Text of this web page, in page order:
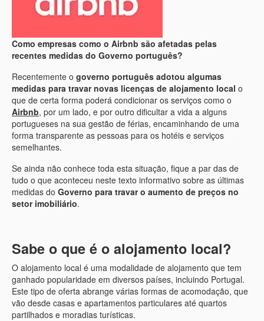
Como empresas como o Airbnb são afetadas pelas
recentes medidas do Governo português?
Recentemente o governo português adotou algumas
medidas para travar novas licenças de alojamento local o
que de certa forma poderá condicionar os serviços como o
Airbnb, por um lado, e por outro dificultar a vida a alguns
portugueses na sua gestão de férias, encaminhando de uma
forma transparente as pessoas para os hotéis e serviços
semelhantes.
Se ainda não conhece toda esta situação, fique a par das de
tudo o que aconteceu neste texto informativo sobre as últimas
medidas do Governo para travar o aumento de preços no
setor imobiliário.
Sabe o que é o alojamento local?
O alojamento local é uma modalidade de alojamento que tem
ganhado popularidade em diversos países, incluindo Portugal.
Este tipo de oferta abrange várias formas de acomodação, que
vão desde casas e apartamentos particulares até quartos
partilhados e moradias turísticas.